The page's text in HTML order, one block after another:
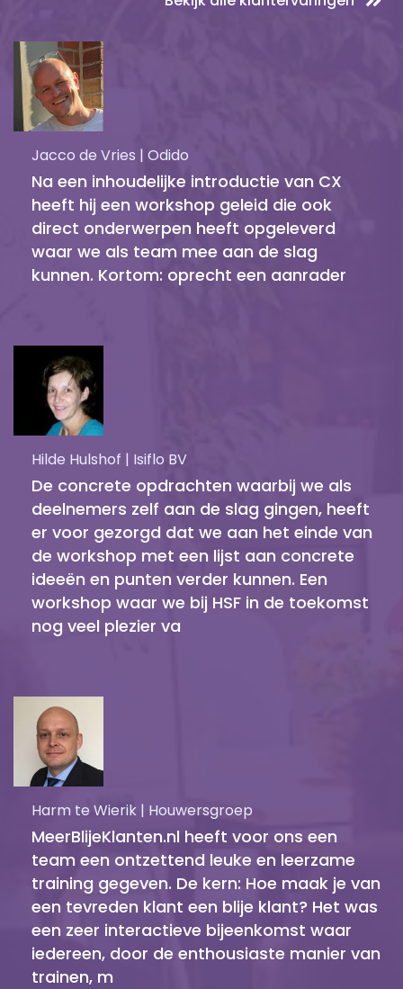
Jacco de Vries | Odido
Na een inhoudelijke introductie van CX
heeft hij een workshop geleid die ook
direct onderwerpen heeft opgeleverd
waar we als team mee aan de slag
kunnen. Kortom: oprecht een aanrader
Hilde Hulshof | Isiflo BV
De concrete opdrachten waarbij we als
deelnemers zelf aan de slag gingen, heeft
er voor gezorgd dat we aan het einde van
de workshop met een lijst aan concrete
ideeën en punten verder kunnen. Een
workshop waar we bij HSF in de toekomst
nog veel plezier va
Harm te Wierik | Houwersgroep
MeerBlijeKlanten.nl heeft voor ons een
team een ontzettend leuke en leerzame
training gegeven. De kern: Hoe maak je van
een tevreden klant een blije klant? Het was
een zeer interactieve bijeenkomst waar
iedereen, door de enthousiaste manier van
trainen, m